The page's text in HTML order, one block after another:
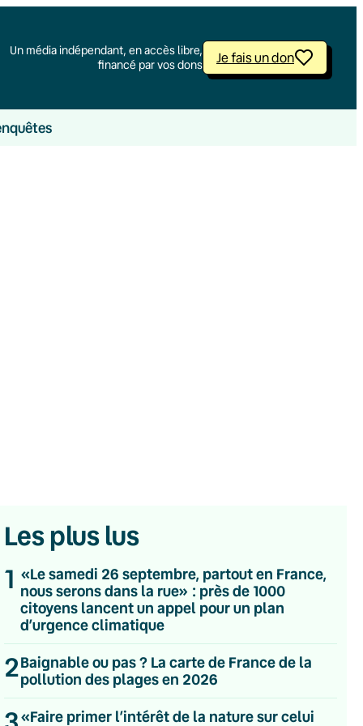
Un média indépendant, en accès libre,
financé par vos dons
Je fais un don
Les plus lus
1 «Le samedi 26 septembre, partout en France,
nous serons dans la rue» : près de 1000
citoyens lancent un appel pour un plan
d’urgence climatique
2Baignable ou pas ? La carte de France de la
pollution des plages en 2026
«Faire primer l’intérêt de la nature sur celui
💌 Inscrivez-vous à nos newsletters
Quotidienne
Hebdomadaire